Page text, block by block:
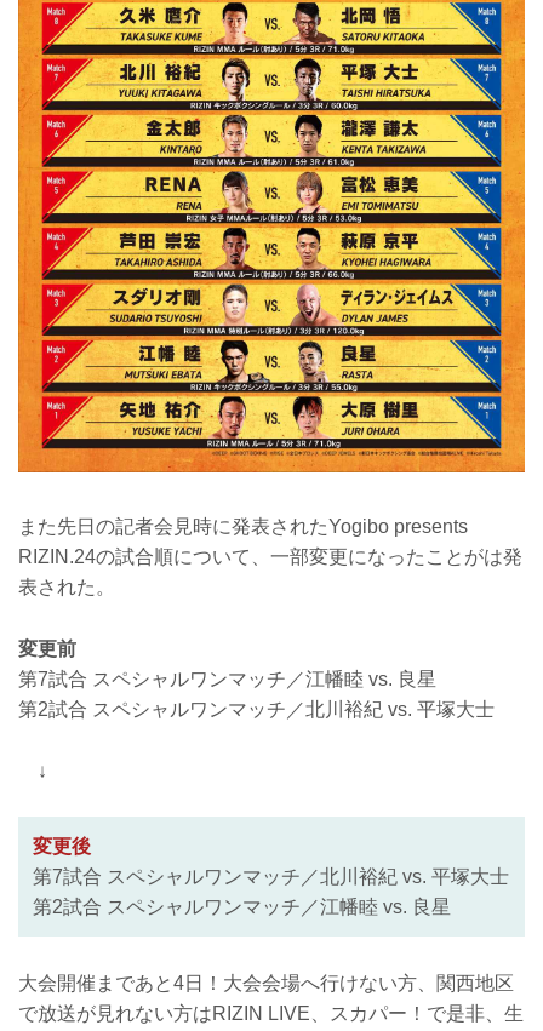
また先日の記者会見時に発表されたYogibo presents
RIZIN.24の試合順について、一部変更になったことがは発
表された。
変更前
第7試合 スペシャルワンマッチ／江幡睦 vs. 良星
第2試合 スペシャルワンマッチ／北川裕紀 vs. 平塚大士
↓
変更後
第7試合 スペシャルワンマッチ／北川裕紀 vs. 平塚大士
第2試合 スペシャルワンマッチ／江幡睦 vs. 良星
大会開催まであと4日！大会会場へ行けない方、関西地区
で放送が見れない方はRIZIN LIVE、スカパー！で是非、生